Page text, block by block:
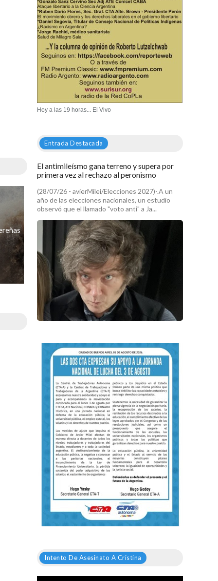
Hoy a las 19 horas... El Vivo
Entrada Destacada
El antimileísmo gana terreno y supera por
primera vez al rechazo al peronismo
(28/07/26 - avierMilei/Elecciones 2027)-.A un
año de las elecciones nacionales, un estudio
observó que el llamado "voto anti" a Ja...
Intento De Asesinato A Cristina